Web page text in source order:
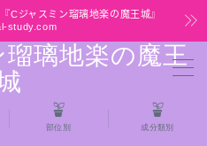
Cジャスミン瑠璃地楽の魔王城』
study.com
璃地楽の魔王
部位別 成分類別